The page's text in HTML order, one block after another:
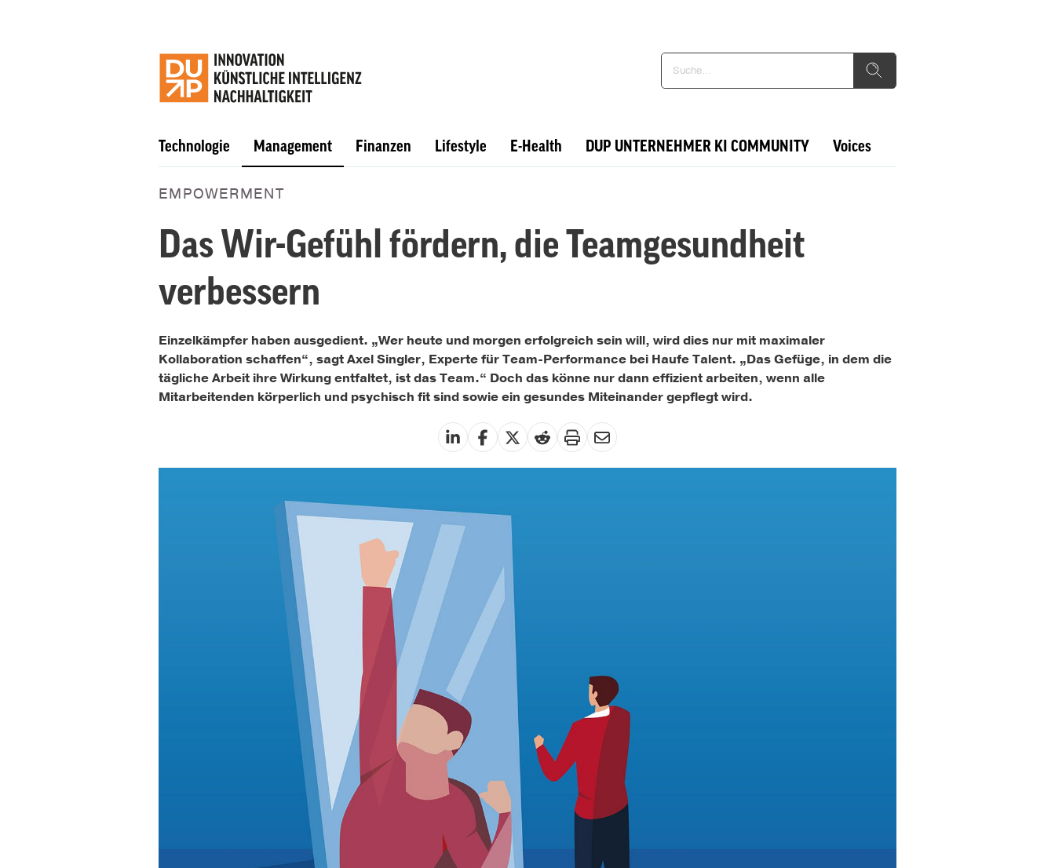
Technologie Management Finanzen Lifestyle E-Health DUP UNTERNEHMER KI COMMUNITY Voices
EMPOWERMENT
Das Wir-Gefühl fördern, die Teamgesundheit
verbessern
Einzelkämpfer haben ausgedient. „Wer heute und morgen erfolgreich sein will, wird dies nur mit maximaler
Kollaboration schaffen“, sagt Axel Singler, Experte für Team-Performance bei Haufe Talent. „Das Gefüge, in dem die
tägliche Arbeit ihre Wirkung entfaltet, ist das Team.“ Doch das könne nur dann effizient arbeiten, wenn alle
Mitarbeitenden körperlich und psychisch fit sind sowie ein gesundes Miteinander gepflegt wird.